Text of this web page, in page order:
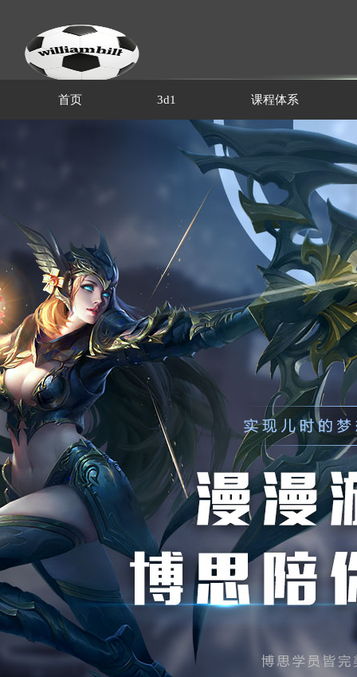
首页 3d1 课程体系